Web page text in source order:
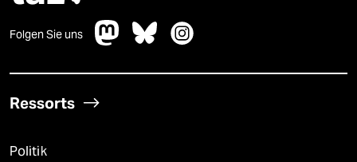
Folgen Sie uns
Ressorts
Politik